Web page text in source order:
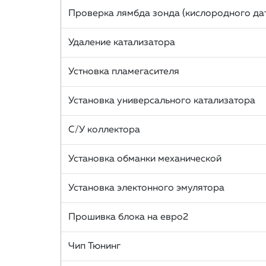
Проверка лямбда зонда (кислородного
Удаление катализатора
Устновка пламегасителя
Установка универсального катализатора
С/У коллектора
Установка обманки механической
Установка электонного эмулятора
Прошивка блока на евро2
Чип Тюнинг